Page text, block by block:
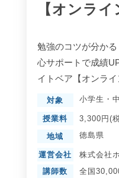
【オンライ
勉強のコツが分か
心サポートで成績
イトベア【オンライ
対象 小学生 ・
授業料 3,300円(
地域 徳島県
運営会社
株式会社
講師数
全国